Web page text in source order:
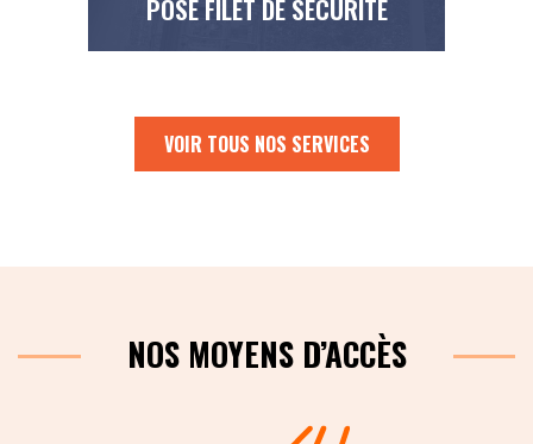
POSE FILET DE SÉCURITÉ
VOIR TOUS NOS SERVICES
NOS MOYENS D’ACCÈS